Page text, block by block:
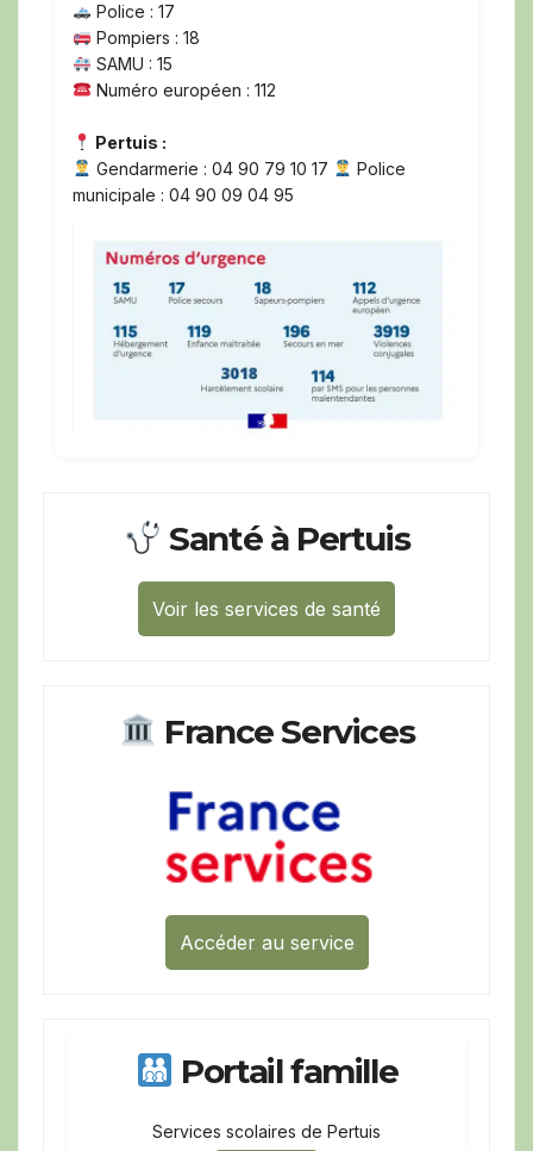
Police : 17
Pompiers : 18
SAMU : 15
Numéro européen : 112
Pertuis :
Gendarmerie : 04 90 79 10 17
Police
municipale : 04 90 09 04 95
Santé à Pertuis
Voir les services de santé
France Services
Accéder au service
Portail famille
Services scolaires de Pertuis